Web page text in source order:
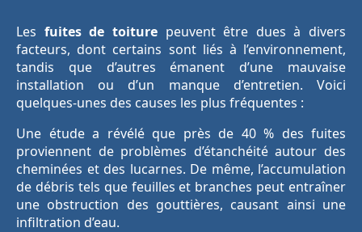
Les fuites de toiturepeuvent être dues à divers
facteurs, dont certains sont liés à l’environnement,
tandis que d’autres émanent d’une mauvaise
installation ou d’un manque d’entretien. Voici
quelques-unes des causes les plus fréquentes :
Une étude a révélé que près de 40 % des fuites
proviennent de problèmes d’étanchéité autour des
cheminées et des lucarnes. De même, l’accumulation
de débris tels que feuilles et branches peut entraîner
une obstruction des gouttières, causant ainsi une
infiltration d’eau.